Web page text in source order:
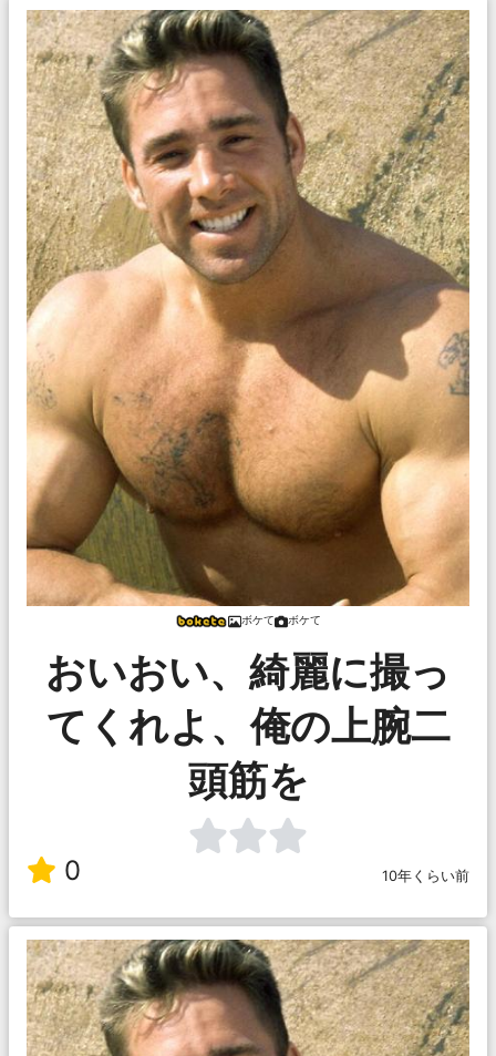
ボケて ボケて
おいおい、綺麗に撮っ
てくれよ、俺の上腕二
頭筋を
0 10年くらい前